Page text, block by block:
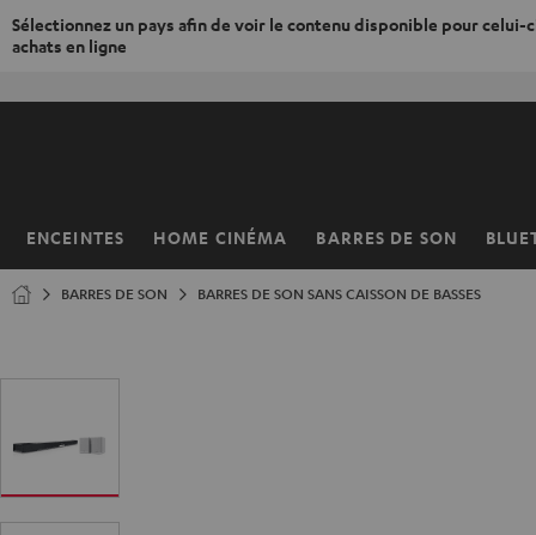
Sélectionnez un pays afin de voir le contenu disponible pour celui-
achats en ligne
ENCEINTES HOME CINÉMA BARRES DE SON
Page
BARRES DE SON BARRES DE SON SANS CAISSON DE BASSES